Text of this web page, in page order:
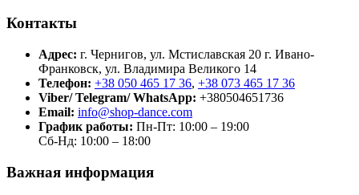
Контакты
Адрес: г. Чернигов, ул. Мстиславская 20 г. Ивано-
Франковск, ул. Владимира Великого 14
Телефон: +38 050 465 17 36, +38 073 465 17 36
Viber/ Telegram/ WhatsApp: +380504651736
Email: info@shop-dance.com
График работы: Пн-Пт: 10:00 – 19:00
Сб-Нд: 10:00 – 18:00
Важная информация